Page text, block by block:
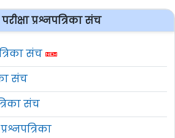
प्रश्नपत्रिका संच
संच
संच
संच